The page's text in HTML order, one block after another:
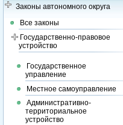
Законы автономного округа
Все законы
Государственно-правовое
устройство
Государственное
управление
Местное самоуправление
Административно-
территориальное
устройство